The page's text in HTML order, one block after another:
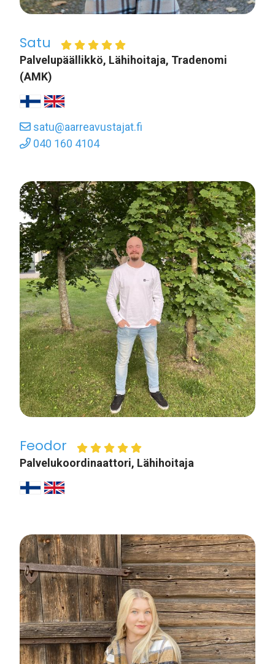
Satu
Palvelupäällikkö, Lähihoitaja, Tradenomi
(AMK)
satu@aarreavustajat.fi
040 160 4104
Feodor
Palvelukoordinaattori, Lähihoitaja